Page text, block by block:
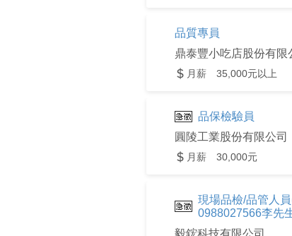
品質專員
鼎泰豐小吃店股份有限
月薪 35,000元以上
品保檢驗員
圓陵工業股份有限公司
月薪 30,000元
現場品檢/品管人
0988027566李先
毅鋐科技有限公司